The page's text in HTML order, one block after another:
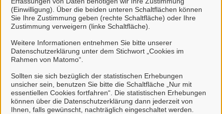
(Einwilligung). Über die beiden unteren Schaltflächen können
Sie Ihre Zustimmung geben (rechte Schaltfläche) oder Ihre
Zustimmung verweigern (linke Schaltfläche).
Weitere Informationen entnehmen Sie bitte unserer
Datenschutzerklärung unter dem Stichwort „Cookies im
Rahmen von Matomo“.
Sollten sie sich bezüglich der statistischen Erhebungen
unsicher sein, benutzen Sie bitte die Schaltfläche „Nur mit
essentiellen Cookies fortfahren“. Die statistischen Erhebungen
können über die Datenschutzerklärung dann jederzeit von
Ihnen, falls gewünscht, nachträglich eingeschaltet werden.
Verantwortlichen über folgende Informationen Auskunft
verlangen:
(1) die Zwecke, zu denen die personenbezogenen Daten
verarbeitet werden;
(2) die Kategorien von personenbezogenen Daten,
welche verarbeitet werden;
(3) die Empfänger bzw. die Kategorien von Empfängern,